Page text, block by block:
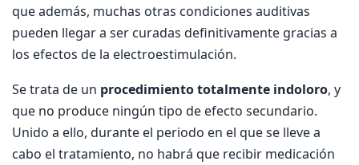
que además, muchas otras condiciones auditivas
pueden llegar a ser curadas definitivamente gracias a
los efectos de la electroestimulación.
Se trata de un procedimiento totalmente indoloro, y
que no produce ningún tipo de efecto secundario.
Unido a ello, durante el periodo en el que se lleve a
cabo el tratamiento, no habrá que recibir medicación